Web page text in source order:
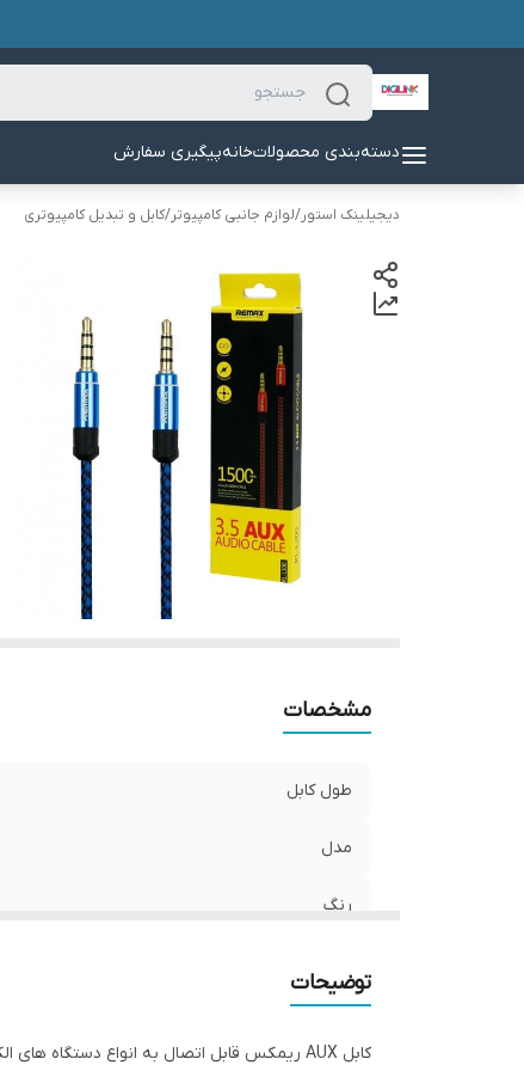
دسته‌بندی محصولاتخانهپیگیری سفارش
دیجیلینک استور/لوازم جانبی کامپیوتر/کابل و تبدیل کامپیوتری
مشخصات
طول کابل
مدل
رنگ
توضیحات
کابل AUX ریمکس قابل اتصال به انواع دستگاه های الکترونیکی و دیجیتال